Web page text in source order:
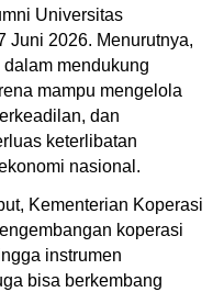
Universitas
Juni 2026. Menurutnya,
mendukung
mampu mengelola
dan
keterlibatan
nasional.
Kementerian Koperasi
koperasi
instrumen
bisa berkembang